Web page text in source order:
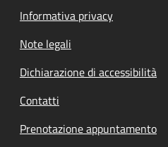
Informativa privacy
Note legali
Dichiarazione di accessibilità
Contatti
Prenotazione appuntamento